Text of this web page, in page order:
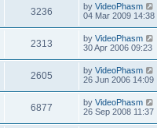
3236 by VideoPhasm
04 Mar 2009 14:38
2313 by VideoPhasm
30 Apr 2006 09:23
2605 by VideoPhasm
26 Jun 2006 14:09
6877 by VideoPhasm
26 Sep 2008 11:37